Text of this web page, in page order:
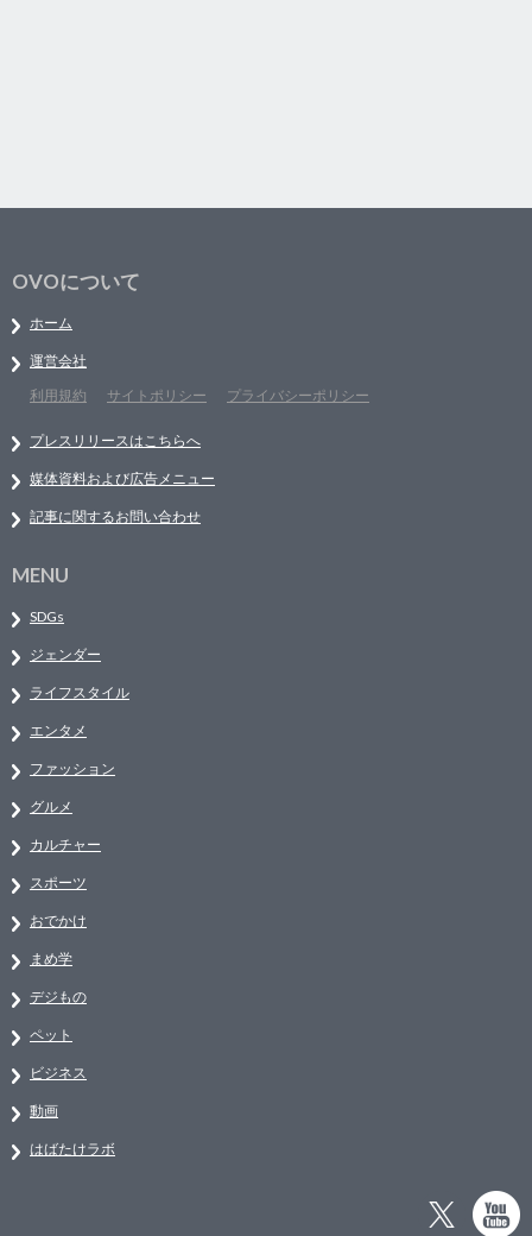
OVOについて
ホーム
運営会社
利用規約
サイトポリシー プライバシーポリシー
プレスリリースはこちらへ
媒体資料および広告メニュー
記事に関するお問い合わせ
MENU
SDGs
ジェンダー
ライフスタイル
エンタメ
ファッション
グルメ
カルチャー
スポーツ
おでかけ
まめ学
デジもの
ペット
ビジネス
動画
はばたけラボ